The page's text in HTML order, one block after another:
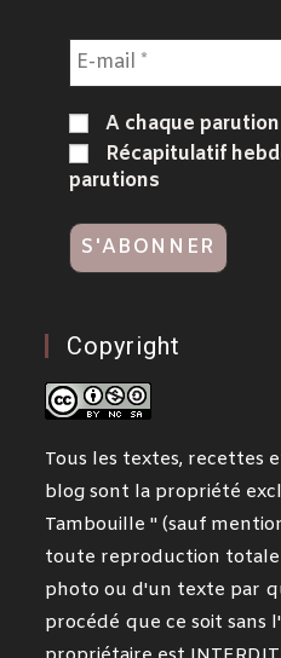
A chaque
Récapitulatif
parutions
Copyright
Tous les textes, recettes
blog sont la propriété
Tambouille " (sauf
toute reproduction
photo ou d'un texte par
procédé que ce soit sans